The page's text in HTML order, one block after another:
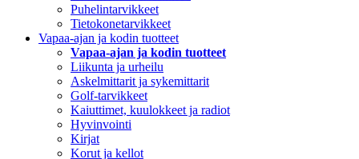
Puhelintarvikkeet
Tietokonetarvikkeet
Vapaa-ajan ja kodin tuotteet
Vapaa-ajan ja kodin tuotteet
Liikunta ja urheilu
Askelmittarit ja sykemittarit
Golf-tarvikkeet
Kaiuttimet, kuulokkeet ja radiot
Hyvinvointi
Kirjat
Korut ja kellot